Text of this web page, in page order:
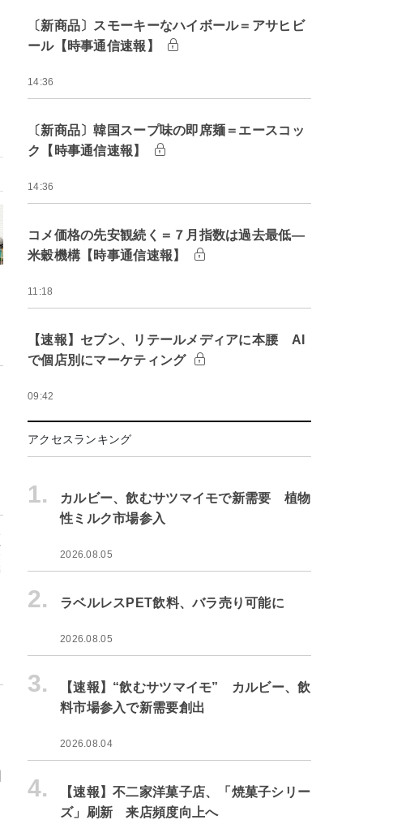
〔新商品〕スモーキーなハイボール＝アサヒビ
ール【時事通信速報】
14:36
〔新商品〕韓国スープ味の即席麺＝エースコッ
ク【時事通信速報】
14:36
コメ価格の先安観続く＝７月指数は過去最低―
米穀機構【時事通信速報】
11:18
【速報】セブン、リテールメディアに本腰 AI
で個店別にマーケティング
09:42
アクセスランキング
1.
カルビー、飲むサツマイモで新需要 植物
性ミルク市場参入
2026.08.05
2. ラベルレスPET飲料、バラ売り可能に
2026.08.05
3.
【速報】“飲むサツマイモ” カルビー、飲
料市場参入で新需要創出
2026.08.04
4.
【速報】不二家洋菓子店、「焼菓子シリー
ズ」刷新 来店頻度向上へ